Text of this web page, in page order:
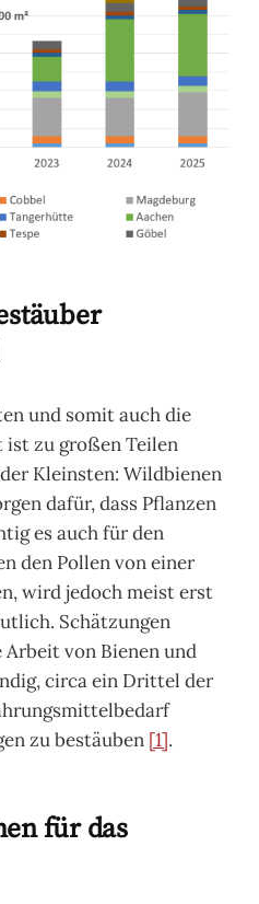
und somit auch die
zu großen Teilen
Kleinsten: Wildbienen
dafür, dass Pflanzen
es auch für den
den Pollen von einer
wird jedoch meist erst
Schätzungen
Arbeit von Bienen und
circa ein Drittel der
zu bestäuben [1].
für das